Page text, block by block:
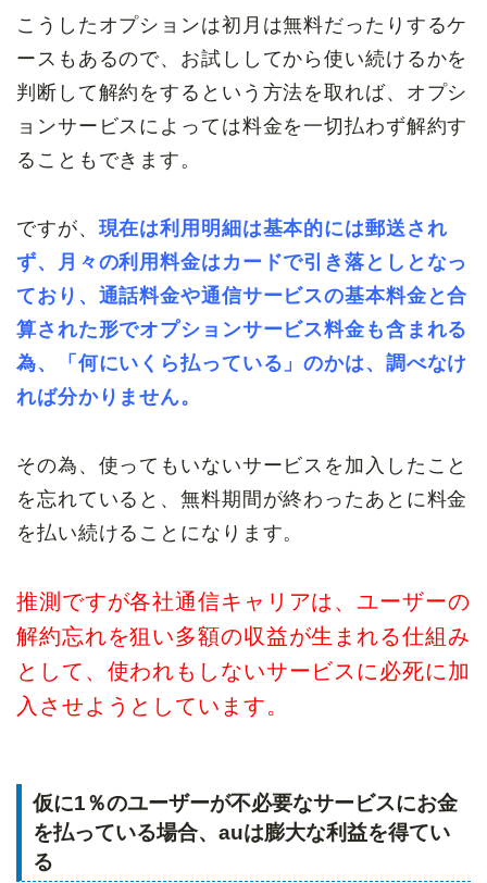
こうしたオプションは初月は無料だったりするケ
ースもあるので、お試ししてから使い続けるかを
判断して解約をするという方法を取れば、オプシ
ョンサービスによっては料金を一切払わず解約す
ることもできます。
ですが、 現在は利用明細は基本的には郵送され
ず、月々の利用料金はカードで引き落としとなっ
ており、通話料金や通信サービスの基本料金と合
算された形でオプションサービス料金も含まれる
為、「何にいくら払っている」のかは、調べなけ
れば分かりません。
その為、使ってもいないサービスを加入したこと
を忘れていると、無料期間が終わったあとに料金
を払い続けることになります。
推測ですが各社通信キャリアは、ユーザーの
解約忘れを狙い多額の収益が生まれる仕組み
として、使われもしないサービスに必死に加
入させようとしています。
仮に1％のユーザーが不必要なサービスにお金
を払っている場合、auは膨大な利益を得てい
る